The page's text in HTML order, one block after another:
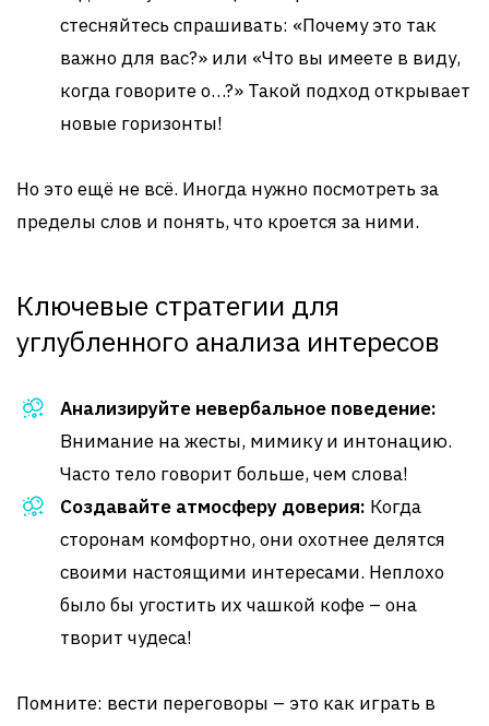
стесняйтесь спрашивать: «Почему это так
важно для вас?» или «Что вы имеете в виду,
когда говорите о…?» Такой подход открывает
новые горизонты!
Но это ещё не всё. Иногда нужно посмотреть за
пределы слов и понять, что кроется за ними.
Ключевые стратегии для
углубленного анализа интересов
Анализируйте невербальное поведение:
Внимание на жесты, мимику и интонацию.
Часто тело говорит больше, чем слова!
Создавайте атмосферу доверия: Когда
сторонам комфортно, они охотнее делятся
своими настоящими интересами. Неплохо
было бы угостить их чашкой кофе – она
творит чудеса!
Помните: вести переговоры – это как играть в